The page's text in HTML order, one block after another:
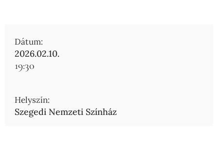
Dátum:
2026.02.10.
19:30
Helyszín:
Szegedi Nemzeti Színház